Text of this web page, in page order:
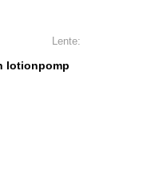
Lente:
lotionpomp